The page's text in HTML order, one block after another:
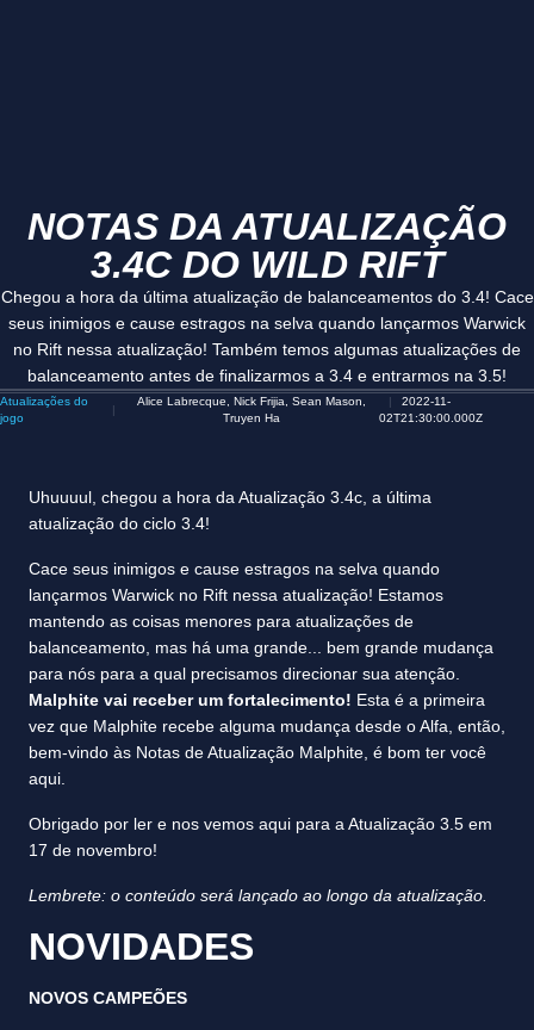
NOTAS DA ATUALIZAÇÃO
3.4C DO WILD RIFT
Chegou a hora da última atualização de balanceamentos do 3.4! Cace
seus inimigos e cause estragos na selva quando lançarmos Warwick
no Rift nessa atualização! Também temos algumas atualizações de
balanceamento antes de finalizarmos a 3.4 e entrarmos na 3.5!
Atualizações do
jogo
Alice Labrecque, Nick Frijia, Sean Mason,
Truyen Ha
2022-11-
02T21:30:00.000Z
Uhuuuul, chegou a hora da Atualização 3.4c, a última
atualização do ciclo 3.4!
Cace seus inimigos e cause estragos na selva quando
lançarmos Warwick no Rift nessa atualização! Estamos
mantendo as coisas menores para atualizações de
balanceamento, mas há uma grande... bem grande mudança
para nós para a qual precisamos direcionar sua atenção.
Malphite vai receber um fortalecimento! Esta é a primeira
vez que Malphite recebe alguma mudança desde o Alfa, então,
bem-vindo às Notas de Atualização Malphite, é bom ter você
aqui.
Obrigado por ler e nos vemos aqui para a Atualização 3.5 em
17 de novembro!
Lembrete: o conteúdo será lançado ao longo da atualização.
NOVIDADES
NOVOS CAMPEÕES